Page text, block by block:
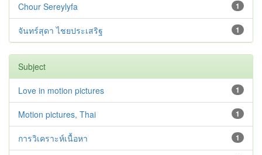
1
Chour Sereylyfa
1
จันทร์สุดา ไชยประเสริฐ
Subject
1
Love in motion pictures
1
Motion pictures, Thai
1
การวิเคราะห์เนื้อหา